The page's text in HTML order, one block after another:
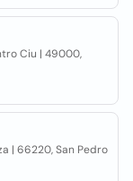
Ciu | 49000,
| 66220, San Pedro